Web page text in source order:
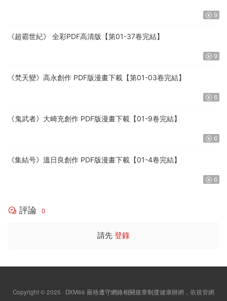
9
《超霸世紀》 全彩PDF高清版【第01-37卷完結】
9
《梵天變》高永創作 PDF版漫畫下載【第01-03卷完結】
6
《鬼武者》大崎充創作 PDF版漫畫下載【01-9卷完結】
6
《集結号》溫日良創作 PDF版漫畫下載【01-4卷完結】
6
評論 0
請先 登錄
Copyright © 2025 · DXM66 嚴格遵守網絡相關規章制度健康辦網，依規管網